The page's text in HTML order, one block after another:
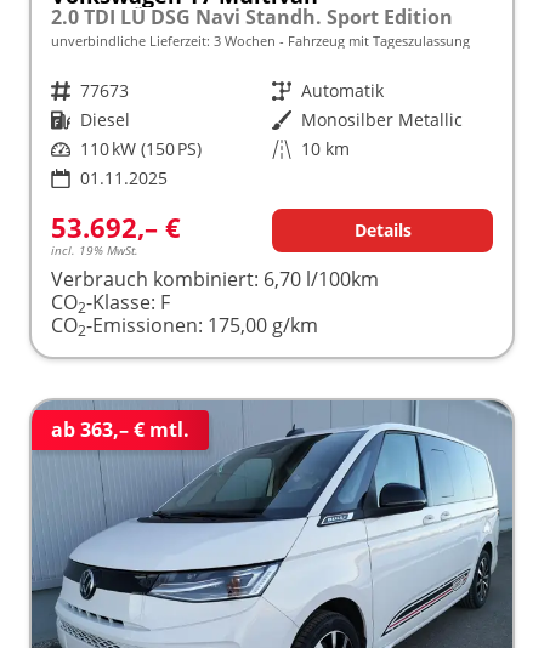
2.0 TDI LÜ DSG Navi Standh. Sport Edition
unverbindliche Lieferzeit: 3 Wochen Fahrzeug mit Tageszulassung
Fahrzeugnr. 77673 Getriebe Automatik
Kraftstoff Diesel Außenfarbe Monosilber Metallic
Leistung 110 kW (150 PS) Kilometerstand 10 km
01.11.2025
53.692,– €
incl. 19% MwSt.
Details
Verbrauch kombiniert: 6,70 l/100km
CO2-Klasse: F
CO2-Emissionen: 175,00 g/km
ab 363,– € mtl.